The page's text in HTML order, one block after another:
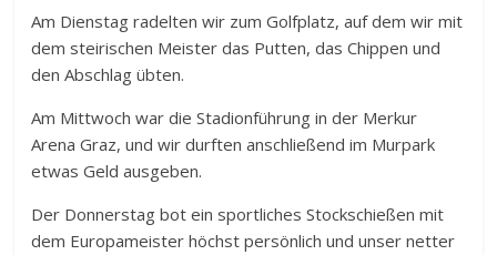
Am Dienstag radelten wir zum Golfplatz, auf dem wir mit
dem steirischen Meister das Putten, das Chippen und
den Abschlag übten.
Am Mittwoch war die Stadionführung in der Merkur
Arena Graz, und wir durften anschließend im Murpark
etwas Geld ausgeben.
Der Donnerstag bot ein sportliches Stockschießen mit
dem Europameister höchst persönlich und unser netter